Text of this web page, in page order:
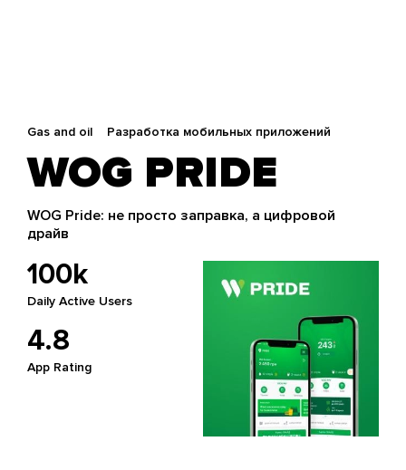
Gas and oil Разработка мобильных приложений
WOG Pride: не просто заправка, а цифровой
драйв
WOG PRIDE
100k
Daily Active Users
4.8
App Rating